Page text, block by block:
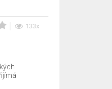
133x